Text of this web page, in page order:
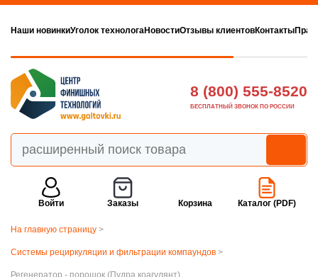
Наши новинкиУголок технологаНовостиОтзывы клиентовКонтакты
8 (800) 555-8520
БЕСПЛАТНЫЙ ЗВОНОК ПО РОССИИ
Войти Заказы Корзина Каталог (PDF)
На главную страницу >
Cистемы рециркуляции и фильтрации компаундов >
Регенератор - порошок (Пудра коагулянт)